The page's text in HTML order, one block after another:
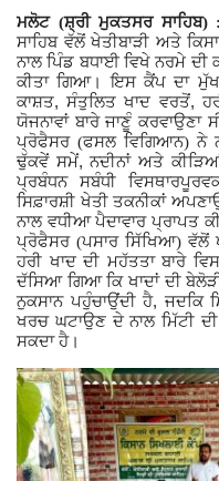
Giddarbaha
Railway Time Table
Lambi
Sri Muktsar Sahib News
Punjab
Life & Style
Important
Contact Us
ਮਲੋਟ (ਸ਼੍ਰੀ ਮੁਕਤਸਰ ਸਾਹਿਬ) :
ਸਾਹਿਬ ਵੱਲੋਂ ਖੇਤੀਬਾੜੀ ਅਤੇ
ਨਾਲ ਪਿੰਡ ਬਧਾਈ ਵਿਖੇ ਨਰਮੇ
ਕੀਤਾ ਗਿਆ। ਇਸ ਕੈਂਪ ਦਾ
ਕਾਸ਼ਤ,ਸੰਤੁਲਿਤ ਖਾਦ ਵਰਤੋਂ,
ਯੋਜਨਾਵਾਂ ਬਾਰੇ ਜਾਣੂੰ ਕਰਵਾਉਣਾ
ਪ੍ਰੋਫੈਸਰ (ਫਸਲ ਵਿਗਿਆਨ) ਨੇ
ਢੁੱਕਵੇਂ ਸਮੇਂ,ਨਦੀਨਾਂ ਅਤੇ
ਪ੍ਰਬੰਧਨ ਸਬੰਧੀ
ਸਿਫ਼ਾਰਸ਼ੀ ਖੇਤੀ ਤਕਨੀਕਾਂ
ਨਾਲ ਵਧੀਆ ਪੈਦਾਵਾਰ ਪ੍ਰਾਪਤ
ਪ੍ਰੋਫੈਸਰ (ਪਸਾਰ ਸਿੱਖਿਆ) ਵੱਲੋਂ
ਹਰੀ ਖਾਦ ਦੀ ਮਹੱਤਤਾ ਬਾਰੇ
ਦੱਸਿਆ ਗਿਆ ਕਿ ਖਾਦਾਂ ਦੀ
ਨੁਕਸਾਨ ਪਹੁੰਚਾਉਂਦੀ ਹੈ, ਜਦਕਿ
ਖਰਚ ਘਟਾਉਣ ਦੇ ਨਾਲ ਮਿੱਟੀ
ਸਕਦਾ ਹੈ।